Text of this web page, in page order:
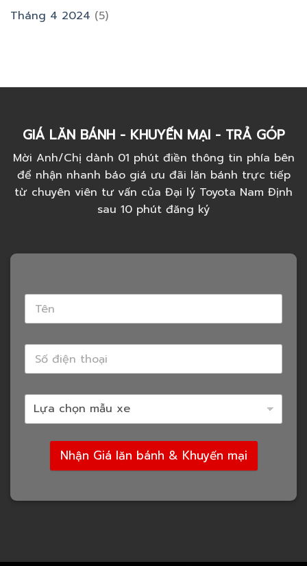
Tháng 4 2024 (5)
GIÁ LĂN BÁNH - KHUYẾN MẠI - TRẢ GÓP
Mời Anh/Chị dành 01 phút điền thông tin phía bên
để nhận nhanh báo giá ưu đãi lăn bánh trực tiếp
từ chuyên viên tư vấn của Đại lý Toyota Nam Định
sau 10 phút đăng ký
Nhận Giá lăn bánh & Khuyến mại